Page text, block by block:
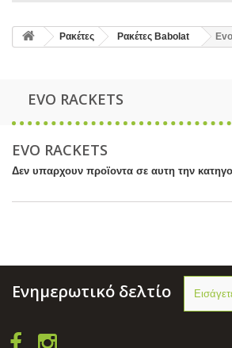
Ρακέτες Ρακέτες Babolat
EVO RACKETS
EVO RACKETS
Δεν υπαρχουν προϊοντα σε αυτη την
Ενημερωτικό δελτίο